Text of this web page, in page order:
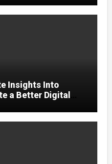
Insights Into
a Better Digital